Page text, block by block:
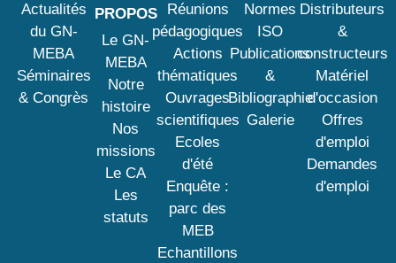
Actualités
du GN-
MEBA
Séminaires
& Congrès
PROPOS
Le GN-
MEBA
Notre
histoire
Nos
missions
Le CA
Les
statuts
Réunions
pédagogiques
Actions
thématiques
Ouvrages
scientifiques
Ecoles
d'été
Enquête :
parc des
MEB
Echantillons
Normes
ISO
Publications
&
Bibliographie
Galerie
Distributeurs
&
constructeurs
Matériel
d'occasion
Offres
d'emploi
Demandes
d'emploi